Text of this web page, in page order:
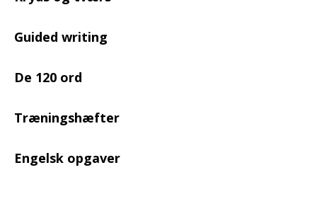
Guided writing
De 120 ord
Træningshæfter
Engelsk opgaver